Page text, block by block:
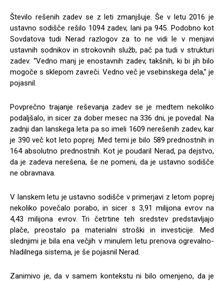
Število rešenih zadev se z leti zmanjšuje. Še v letu 2016 je
ustavno sodišče rešilo 1094 zadev, lani pa 945. Podobno kot
Sovdatova tudi Nerad razlogov za to ne vidi le v menjavi
ustavnih sodnikov in strokovnih služb, pač pa tudi v strukturi
zadev. “Vedno manj je enostavnih zadev, takšnih, ki bi jih bilo
mogoče s sklepom zavreči. Vedno več je vsebinskega dela,” je
pojasnil.
Povprečno trajanje reševanja zadev se je medtem nekoliko
podaljšalo, in sicer za dober mesec na 336 dni, je povedal. Na
zadnji dan lanskega leta pa so imeli 1609 nerešenih zadev, kar
je 390 več kot leto poprej. Med temi je bilo 589 prednostnih in
164 absolutno prednostnih. Kot je poudaril Nerad, pa dejstvo,
da je zadeva nerešena, še ne pomeni, da je ustavno sodišče
ne obravnava.
V lanskem letu je ustavno sodišče v primerjavi z letom poprej
nekoliko povečalo porabo, in sicer s 3,91 milijona evrov na
4,43 milijona evrov. Tri četrtine teh sredstev predstavljajo
plače, preostalo pa materialni stroški in investicije. Med
slednjimi je bila ena večjih v minulem letu prenova ogrevalno-
hladilnega sistema, je še pojasnil Nerad.
Zanimivo je, da v samem kontekstu ni bilo omenjeno, da je